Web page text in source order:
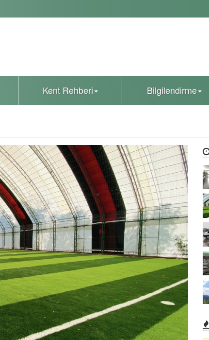
Kent Rehberi Bilgilendirme